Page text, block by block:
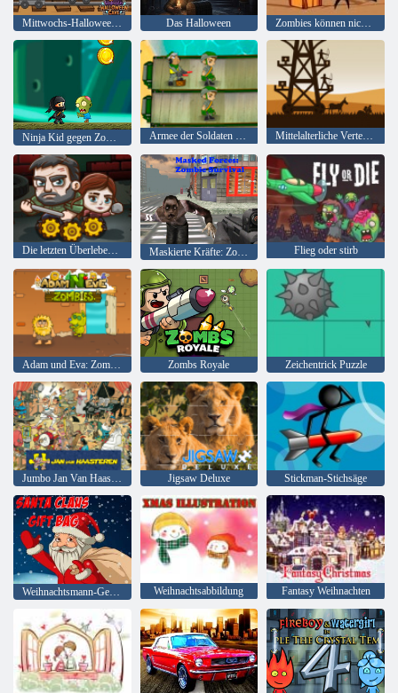
Mittwochs-Halloween-Höhle Das Halloween Zombies können nicht springen
Armee der Soldaten Weltkrieg Mittelalterliche Verteidigung Z
Die letzten Überlebenden Maskierte Kräfte: Zombie-Überleben Flieg oder stirb
Adam und Eva: Zombies Zombs Royale Zeichentrick Puzzle
Jigsaw Deluxe Stickman-Stichsäge
Weihnachtsmann-Geschenktüte Weihnachtsabbildung Fantasy Weihnachten